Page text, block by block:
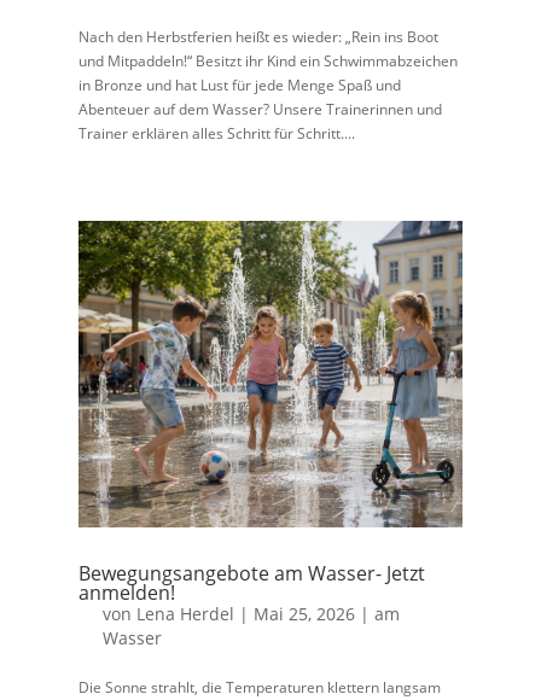
Nach den Herbstferien heißt es wieder: „Rein ins Boot
und Mitpaddeln!“ Besitzt ihr Kind ein Schwimmabzeichen
in Bronze und hat Lust für jede Menge Spaß und
Abenteuer auf dem Wasser? Unsere Trainerinnen und
Trainer erklären alles Schritt für Schritt....
Bewegungsangebote am Wasser- Jetzt
anmelden!
von Lena Herdel | Mai 25, 2026| am
Wasser
Die Sonne strahlt, die Temperaturen klettern langsam